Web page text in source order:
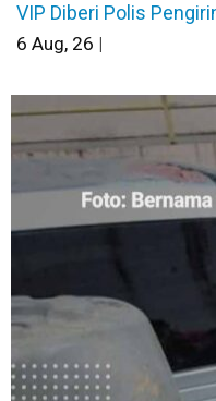
VIP Diberi Polis
6 Aug, 26 |